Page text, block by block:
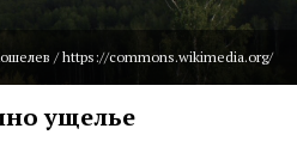
/ https://commons.wikimedia.org/
ущелье